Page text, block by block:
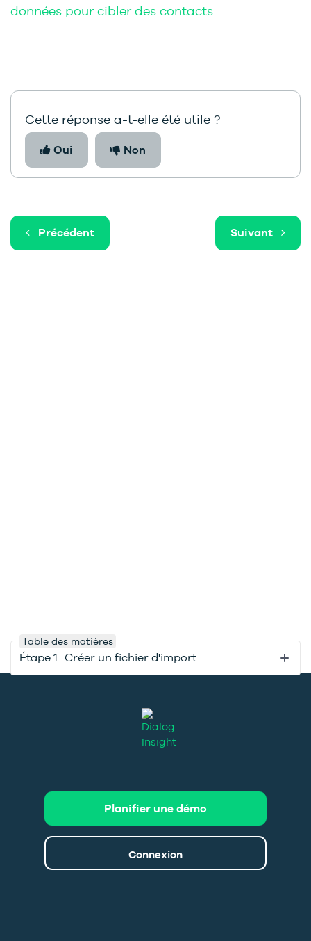
données pour cibler des contacts
Cette réponse a-t-elle été utile ?
Oui Non
Précédent Suivant
Table des matières
Étape 1 : Créer un fichier d'import
Connexion
Planifier une démo